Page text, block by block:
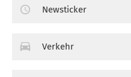
Newsticker
Verkehr